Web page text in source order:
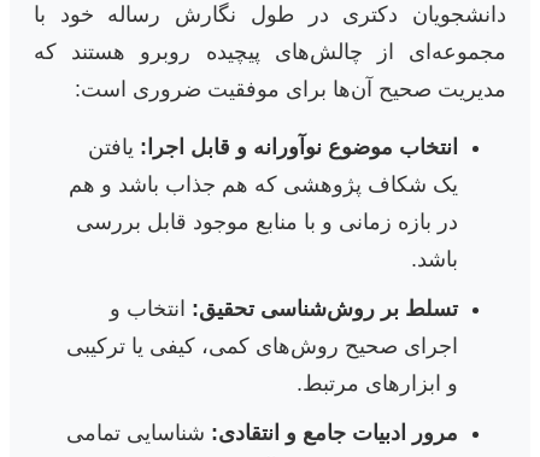
دانشجویان دکتری در طول نگارش رساله خود با
مجموعه‌ای از چالش‌های پیچیده روبرو هستند که
مدیریت صحیح آن‌ها برای موفقیت ضروری است:
انتخاب موضوع نوآورانه و قابل اجرا: یافتن
یک شکاف پژوهشی که هم جذاب باشد و هم
در بازه زمانی و با منابع موجود قابل بررسی
باشد.
تسلط بر روش‌شناسی تحقیق: انتخاب و
اجرای صحیح روش‌های کمی، کیفی یا ترکیبی
و ابزارهای مرتبط.
مرور ادبیات جامع و انتقادی: شناسایی تمامی